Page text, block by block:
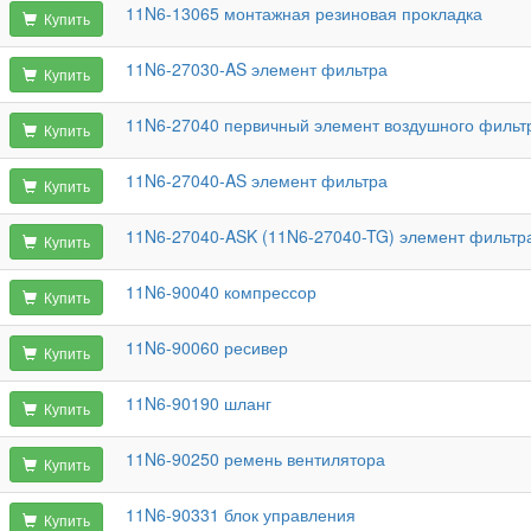
Купить 11N6-13065 монтажная резиновая прокладка
Купить 11N6-27030-AS элемент фильтра
Купить 11N6-27040 первичный элемент воздушного
Купить 11N6-27040-AS элемент фильтра
Купить 11N6-27040-ASK (11N6-27040-TG) элемент
Купить 11N6-90040 компрессор
Купить 11N6-90060 ресивер
Купить 11N6-90190 шланг
Купить 11N6-90250 ремень вентилятора
Купить 11N6-90331 блок управления